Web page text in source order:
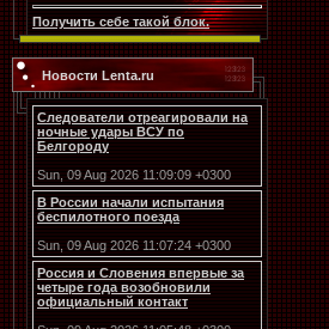
Получить себе такой блок.
Новости Lenta.ru
Следователи отреагировали на
ночные удары ВСУ по
Белгороду
Sun, 09 Aug 2026 11:09:09 +0300
В России начали испытания
беспилотного поезда
Sun, 09 Aug 2026 11:07:24 +0300
Россия и Словения впервые за
четыре года возобновили
официальный контакт